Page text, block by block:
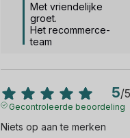
Met vriendelijke
groet.
Het recommerce-
team
5/5
Gecontroleerde beoordeling
Niets op aan te merken